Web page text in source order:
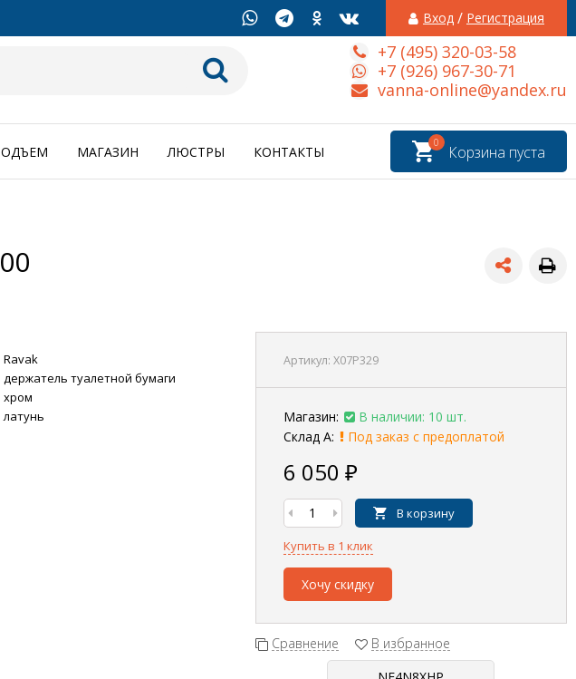
Вход / Регистрация
+7 (495) 320-03-58
+7 (926) 967-30-71
vanna-online@yandex.ru
Корзина пуста
0
МАГАЗИН ЛЮСТРЫ КОНТАКТЫ
Артикул: X07P329
Магазин:
В наличии: 10 шт.
Склад А:
Под заказ с предоплатой
6 050 ₽
В корзину
Купить в 1 клик
Хочу скидку
Сравнение В избранное
Ravak
держатель туалетной бумаги
хром
латунь